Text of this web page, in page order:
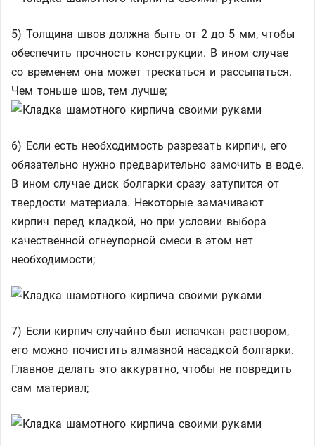
5) Толщина швов должна быть от 2 до 5 мм, чтобы
обеспечить прочность конструкции. В ином случае
со временем она может трескаться и рассыпаться.
Чем тоньше шов, тем лучше;
6) Если есть необходимость разрезать кирпич, его
обязательно нужно предварительно замочить в воде.
В ином случае диск болгарки сразу затупится от
твердости материала. Некоторые замачивают
кирпич перед кладкой, но при условии выбора
качественной огнеупорной смеси в этом нет
необходимости;
7) Если кирпич случайно был испачкан раствором,
его можно почистить алмазной насадкой болгарки.
Главное делать это аккуратно, чтобы не повредить
сам материал;